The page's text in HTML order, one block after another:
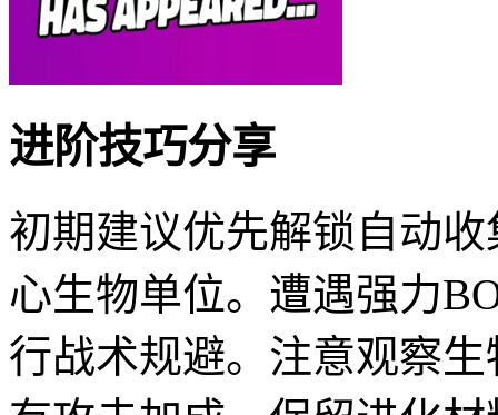
进阶技巧分享
初期建议优先解锁自动
心生物单位。遭遇强力
行战术规避。注意观察